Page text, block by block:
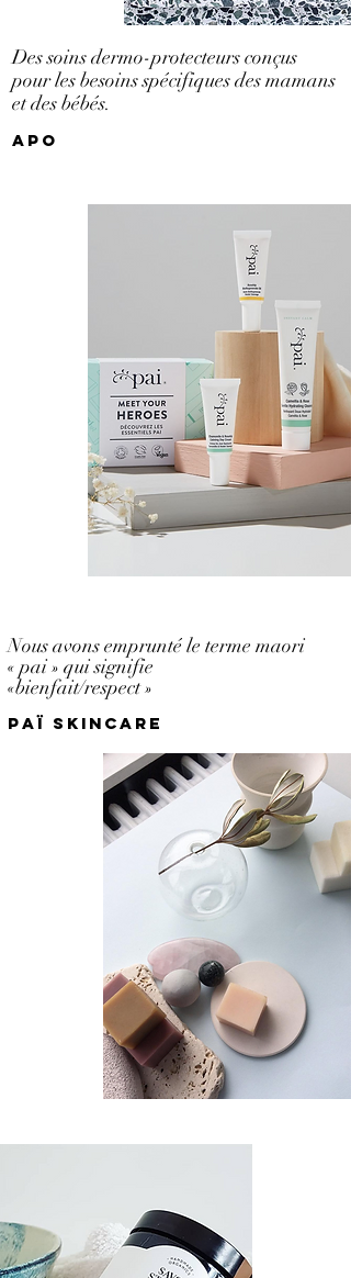
Des soins dermo-protecteurs conçus
pour les besoins spécifiques des mamans
et des bébés.
apo
Nous avons emprunté le terme maori
« pai » qui signifie
«bienfait/respect »
Paï Skincare